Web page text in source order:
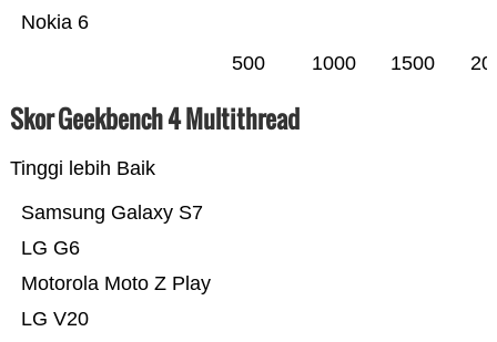
Nokia 6
500 1000 1500
Skor Geekbench 4 Multithread
Tinggi lebih Baik
LG V20
Motorola Moto Z Play
LG G6
Samsung Galaxy S7